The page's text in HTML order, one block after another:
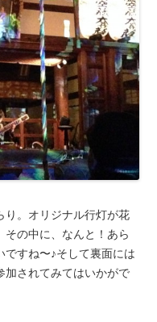
り。オリジナル行灯が花
の中に、なんと！あら
ですね〜♪そして裏面には
加されてみてはいかがで